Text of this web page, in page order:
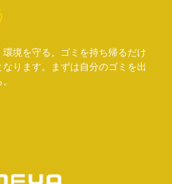
環境を守る。ゴミを持ち帰るだけ
なります。まずは自分のゴミを出